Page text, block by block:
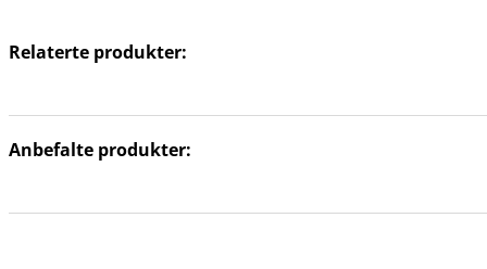
Relaterte produkter:
Anbefalte produkter: